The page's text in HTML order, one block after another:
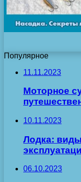
Популярное
11.11.2023
Моторное
10.11.2023
Лодка:
06.10.2023